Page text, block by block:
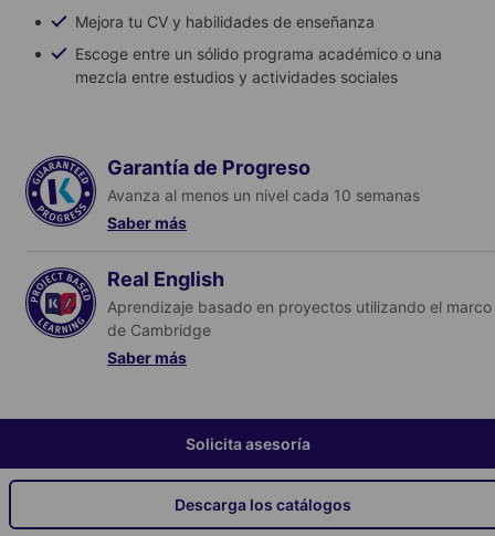
Mejora tu CV y habilidades de enseñanza
Escoge entre un sólido programa académico o una
mezcla entre estudios y actividades sociales
Solicita asesoría
Descarga los catálogos
Garantía de Progreso
Avanza al menos un nivel cada 10 semanas
Saber más
Saber másReal English
Aprendizaje basado en proyectos utilizando el marco
de Cambridge
Saber más
Para muchos estudiantes es difícil poder dar el salto desde el
habilidades especiales de Real English se basan en la
destreza crítica considerada esencial para tener éxito en la
vida, y están disponibles como parte de este curso.